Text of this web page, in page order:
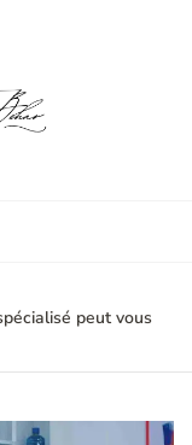
peut vous